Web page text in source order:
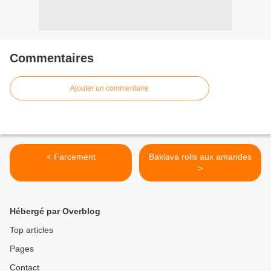
Commentaires
Ajouter un commentaire
< Farcement
Baklava rolls aux amandes
>
Hébergé par Overblog
Top articles
Pages
Contact